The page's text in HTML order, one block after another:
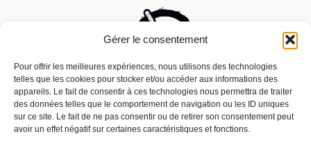
Gérer le consentement
Pour offrir les meilleures expériences, nous utilisons des technologies
telles que les cookies pour stocker et/ou accéder aux informations des
appareils. Le fait de consentir à ces technologies nous permettra de traiter
des données telles que le comportement de navigation ou les ID uniques
sur ce site. Le fait de ne pas consentir ou de retirer son consentement peut
avoir un effet négatif sur certaines caractéristiques et fonctions.